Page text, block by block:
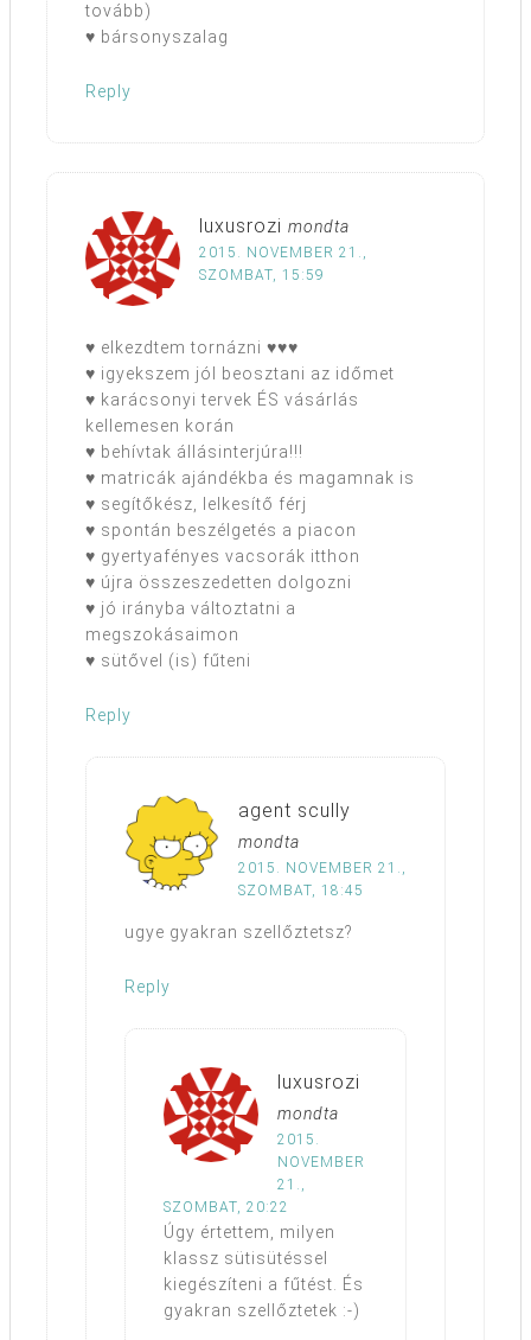
tovább)
♥ bársonyszalag
Reply
luxusrozi mondta
2015. NOVEMBER 21.,
SZOMBAT, 15:59
♥ elkezdtem tornázni ♥♥♥
♥ igyekszem jól beosztani az időmet
♥ karácsonyi tervek ÉS vásárlás
kellemesen korán
♥ behívtak állásinterjúra!!!
♥ matricák ajándékba és magamnak is
♥ segítőkész, lelkesítő férj
♥ spontán beszélgetés a piacon
♥ gyertyafényes vacsorák itthon
♥ újra összeszedetten dolgozni
♥ jó irányba változtatni a
megszokásaimon
♥ sütővel (is) fűteni
Reply
agent scully
mondta
2015. NOVEMBER 21.,
SZOMBAT, 18:45
ugye gyakran szellőztetsz?
Reply
luxusrozi
mondta
2015.
NOVEMBER
21.,
SZOMBAT, 20:22
Úgy értettem, milyen
klassz sütisütéssel
kiegészíteni a fűtést. És
gyakran szellőztetek :-)